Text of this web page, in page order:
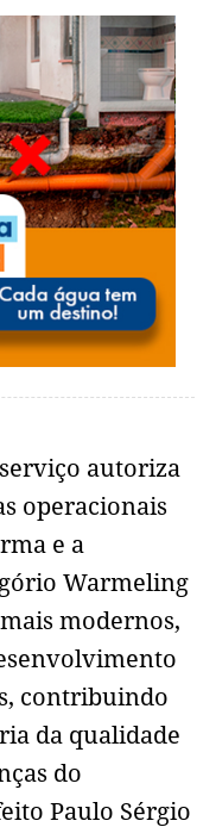
autoriza
operacionais
e a
Warmeling
modernos,
contribuindo
da qualidade
do
Paulo Sérgio